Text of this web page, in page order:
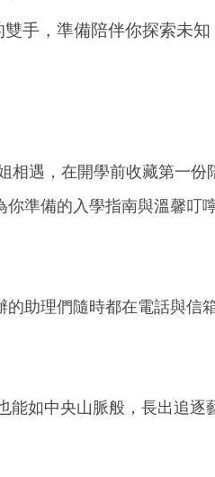
手，準備陪伴你探索未知
相遇，在開學前收藏第一份
你準備的入學指南與溫馨叮嚀
助理們隨時都在電話與信
如中央山脈般，長出追逐